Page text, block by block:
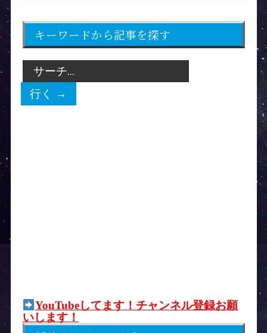
キーワードから記事を探す
YouTubeしてます！チャンネル登録お願
いします！